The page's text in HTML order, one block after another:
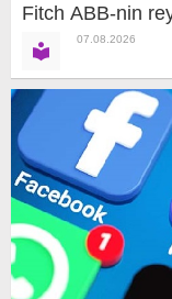
Fitch ABB-nin
07.08.2026